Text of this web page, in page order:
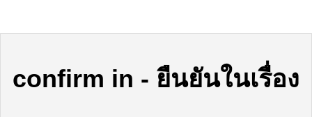
confirm in - ยืนยันในเรื่อง